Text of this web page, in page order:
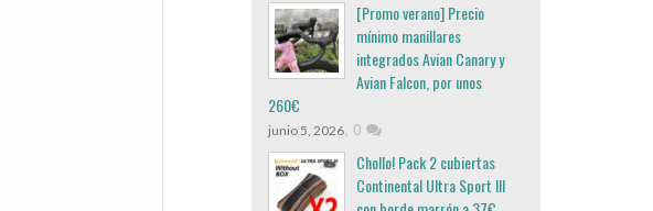
[Promo verano] Precio
mínimo manillares
integrados Avian Canary y
Avian Falcon, por unos
260€
junio 5, 2026, 0
Chollo! Pack 2 cubiertas
Continental Ultra Sport III